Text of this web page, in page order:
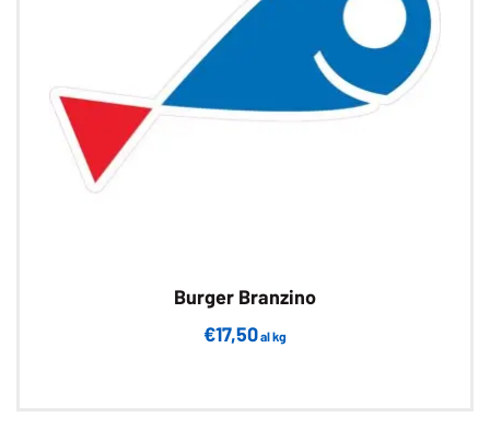
Burger Branzino
€17,50al kg